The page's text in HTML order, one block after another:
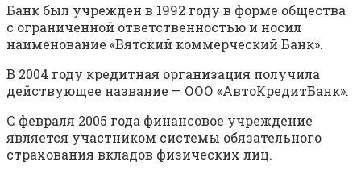
Банк был учрежден в 1992 году в форме общества
с ограниченной ответственностью и носил
наименование «Вятский коммерческий Банк».
В 2004 году кредитная организация получила
действующее название — ООО «АвтоКредитБанк».
С февраля 2005 года финансовое учреждение
является участником системы обязательного
страхования вкладов физических лиц.